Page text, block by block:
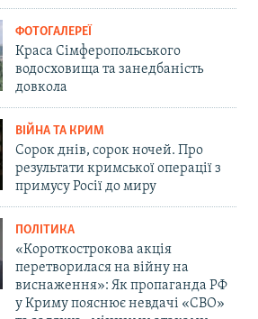
ФОТОГАЛЕРЕЇ
Краса Сімферопольського
водосховища та занедбаність
довкола
ВІЙНА ТА КРИМ
Сорок днів, сорок ночей. Про
результати кримської операції з
примусу Росії до миру
ПОЛІТИКА
«Короткострокова акція
перетворилася на війну на
виснаження»: Як пропаганда РФ
у Криму пояснює невдачі «СВО»